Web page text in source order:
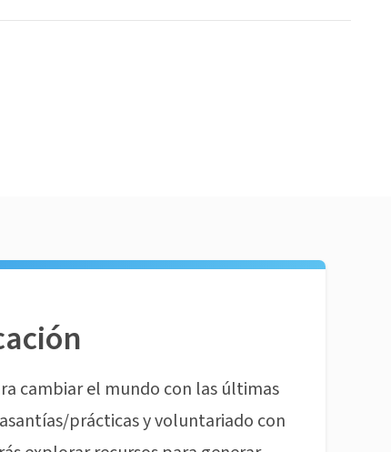
cambiar el mundo con las últimas
prácticas y voluntariado con